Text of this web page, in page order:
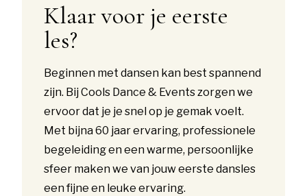
Klaar voor je eerste
les?
Beginnen met dansen kan best spannend
zijn. Bij Cools Dance & Events zorgen we
ervoor dat je je snel op je gemak voelt.
Met bijna 60 jaar ervaring, professionele
begeleiding en een warme, persoonlijke
sfeer maken we van jouw eerste dansles
een fijne en leuke ervaring.